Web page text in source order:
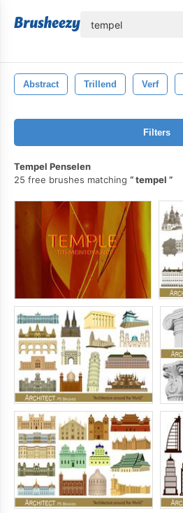
Abstract Trillend Verf
Filters
Tempel Penselen
25 free brushes matching
tempel